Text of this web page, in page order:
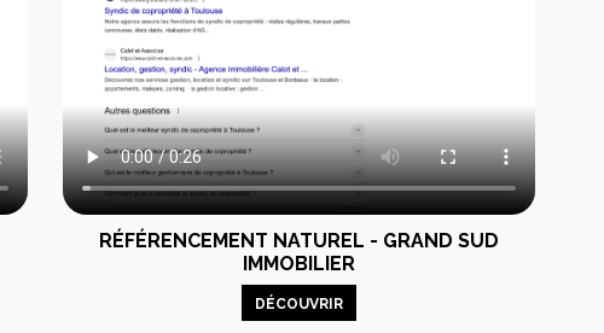
RÉFÉRENCEMENT NATUREL - GRAND SUD
IMMOBILIER
DÉCOUVRIR